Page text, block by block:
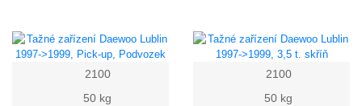
2100
50 kg
2100
50 kg